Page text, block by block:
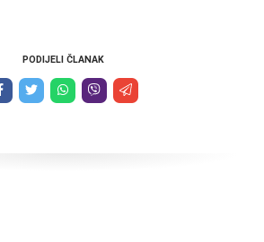
PODIJELI ČLANAK